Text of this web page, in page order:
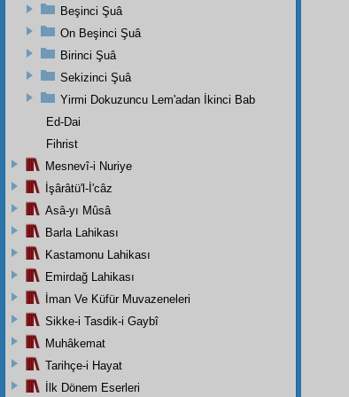
Beşinci Şuâ
On Beşinci Şuâ
Birinci Şuâ
Sekizinci Şuâ
Yirmi Dokuzuncu Lem'adan İkinci Bab
Ed-Dai
Fihrist
Mesnevî-i Nuriye
İşârâtü'l-İ'câz
Asâ-yı Mûsâ
Barla Lahikası
Kastamonu Lahikası
Emirdağ Lahikası
İman Ve Küfür Muvazeneleri
Sikke-i Tasdik-i Gaybî
Muhâkemat
Tarihçe-i Hayat
İlk Dönem Eserleri